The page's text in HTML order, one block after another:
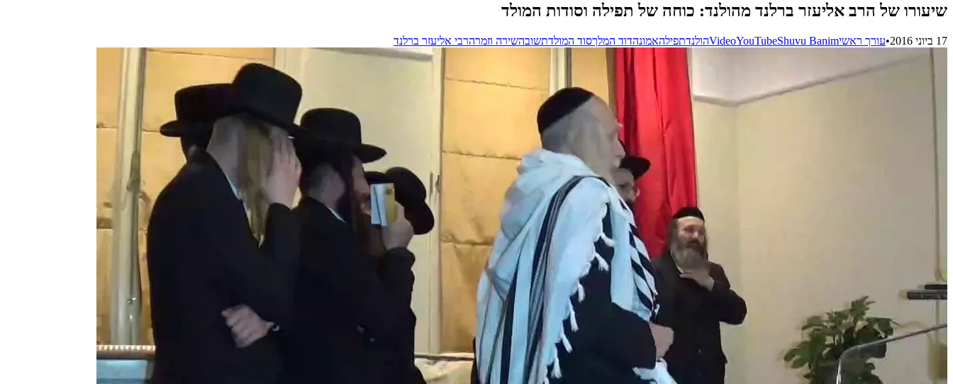
שיעורו של הרב אליעזר ברלנד מהולנד: כוחה של תפילה וסודות המולד
17 ביוני 2016 •עורך ראשי VideoYouTubeShuvu Banim הולנדתפילהאמונהדוד המלךסוד המולדתשובהשירה וזמרהרבי אליעזר ברלנד